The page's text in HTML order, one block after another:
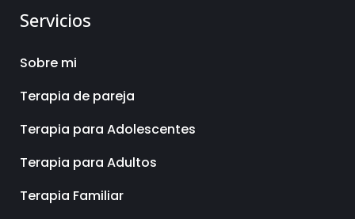
Servicios
Sobre mi
Terapia de pareja
Terapia para Adolescentes
Terapia para Adultos
Terapia Familiar